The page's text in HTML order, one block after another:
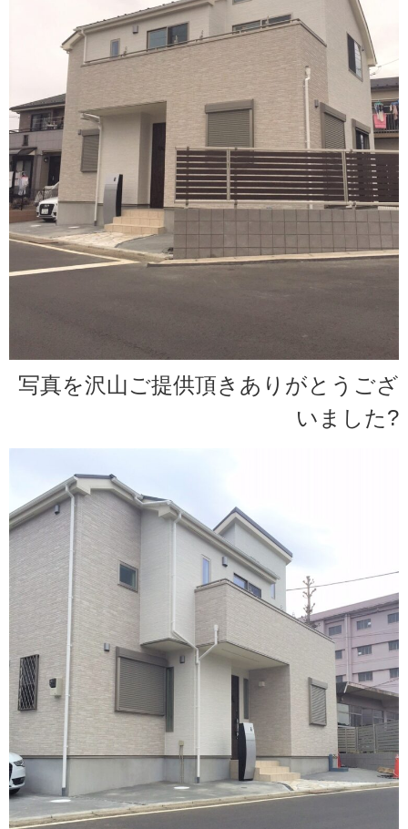
写真を沢山ご提供頂きありがとうござ
いました?